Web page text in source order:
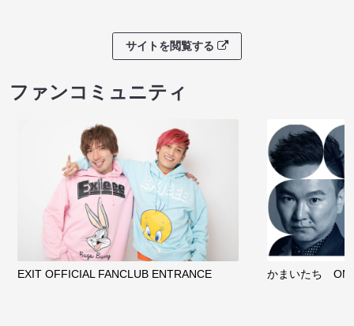
サイトを閲覧する
ファンコミュニティ
EXIT OFFICIAL FANCLUB ENTRANCE かまいたち